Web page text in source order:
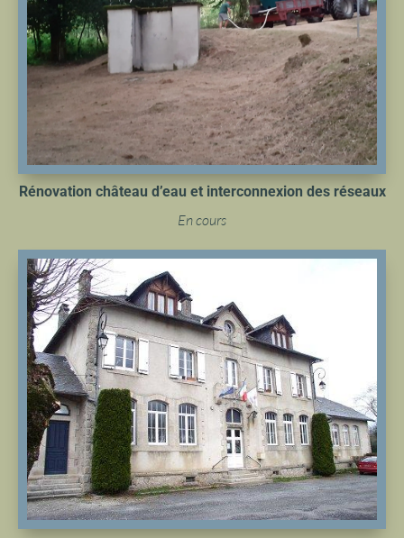
Rénovation château d’eau et interconnexion des réseaux
En cours